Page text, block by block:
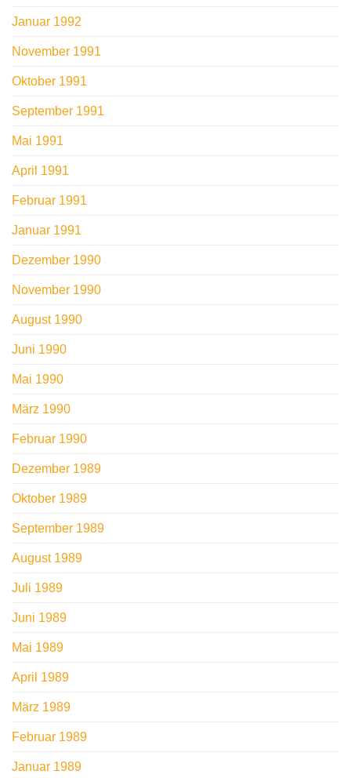
Januar 1992
November 1991
Oktober 1991
September 1991
Mai 1991
April 1991
Februar 1991
Januar 1991
Dezember 1990
November 1990
August 1990
Juni 1990
Mai 1990
März 1990
Februar 1990
Dezember 1989
Oktober 1989
September 1989
August 1989
Juli 1989
Juni 1989
Mai 1989
April 1989
März 1989
Februar 1989
Januar 1989